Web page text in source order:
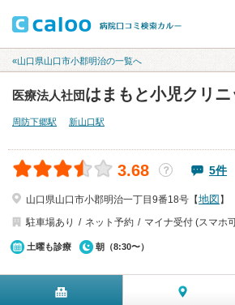
«山口県山口市小郡明治の一覧へ
医療法人社団はまもと小児クリニ
周防下郷駅 新山口駅
3.68 ？ 5件
山口県山口市小郡明治一丁目9番18号【地図 】
駐車場あり
ネット予約 マイナ受付 (スマホ
土曜も診療 朝（8:30〜）